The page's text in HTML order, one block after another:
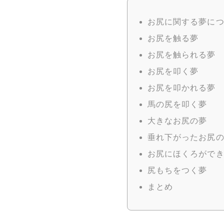
お尻に関する夢に
お尻を触る夢
お尻を触られる夢
お尻を叩く夢
お尻を叩かれる夢
馬の尻を叩く夢
大きなお尻の夢
垂れ下がったお尻
お尻にほくろがで
尻もちをつく夢
まとめ